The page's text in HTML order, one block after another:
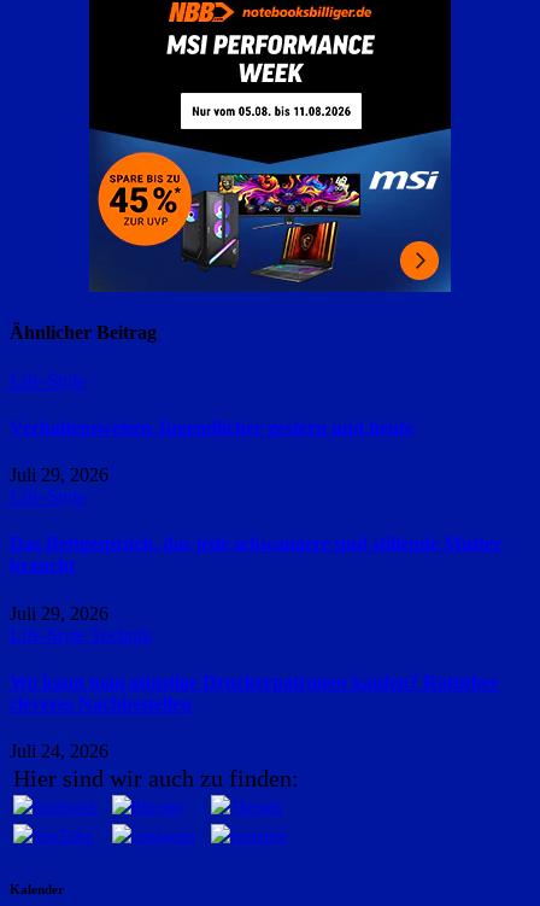
Ähnlicher Beitrag
Life-Style
Verhaltensweisen Jugendlicher gestern und heute
Juli 29, 2026
Life-Style
Das Bettgespräch, das jede schwangere und stillende Mutter
braucht
Juli 29, 2026
Life-Style Technik
Wo kann man günstige Druckerpatronen kaufen? Ratgeber
cleveres Nachbestellen
Juli 24, 2026
Hier sind wir auch zu finden:
Kalender